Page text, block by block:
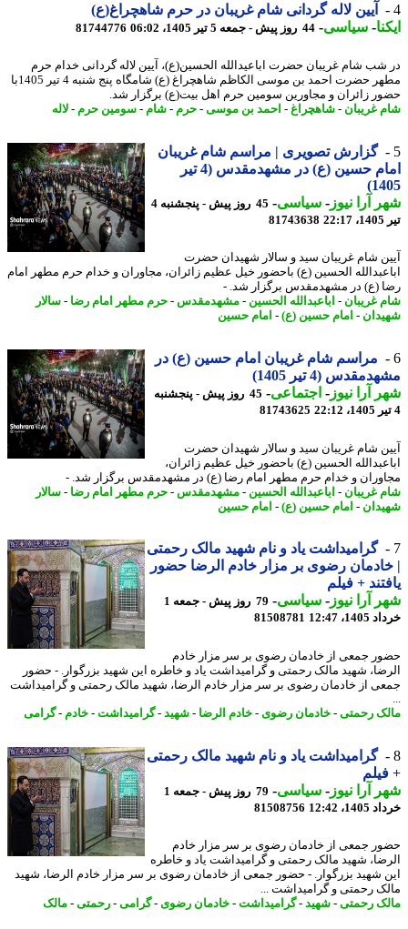
آیین لاله گردانی شام غریبان در حرم شاهچراغ(ع)
-سیاسی-44 روز پیش - جمعه 5 تیر 1405، 06:02 81744776
شام غریبان حضرت اباعیدالله الحسین(ع)، آیین لاله گردانی خدام حرم
مطهر حضرت احمد بن موسی الکاظم شاهچراغ (ع) شامگاه پنج شنبه 4 تیر 1405با
زائران و مجاورین سومین حرم اهل بیت(ع) برگزار شد.
غریبان -شاهچراغ- احمد بن موسی-حرم -شام -سومین حرم -لاله
گزارش تصویری | مراسم شام غریبان
امام حسین (ع) در مشهدمقدس (4 تیر
آرا نیوز-سیاسی-
45 روز پیش - پنجشنبه 4
81743638
شام غریبان سید و سالار شهیدان حضرت
الحسین (ع) باحضور خیل عظیم زائران، مجاوران و خدام حرم مطهر امام
(ع) در مشهدمقدس برگزار شد. -
غریبان -اباعبدالله الحسین-مشهدمقدس-حرم مطهر امام رضا -سالار
- امام حسین (ع)-امام حسین
مراسم شام غریبان امام حسین (ع) در
(4 تیر 1405)
آرا نیوز-اجتماعی-
45 روز پیش - پنجشنبه
81743625
شام غریبان سید و سالار شهیدان حضرت
الحسین (ع) باحضور خیل عظیم زائران،
و خدام حرم مطهر امام رضا (ع) در مشهدمقدس برگزار شد. -
غریبان -اباعبدالله الحسین-مشهدمقدس-حرم مطهر امام رضا -سالار
- امام حسین (ع)-امام حسین
گرامیداشت یاد و نام شهید مالک رحمتی
رضوی بر مزار خادم الرضا حضور
+ فیلم
آرا نیوز-سیاسی-
79 روز پیش - جمعه 1
12:47
81508781
جمعی از خادمان رضوی بر سر مزار خادم
شهید مالک رحمتی و گرامیداشت یاد و خاطره این شهید بزرگوار. - حضور
از خادمان رضوی بر سر مزار خادم الرضا، شهید مالک رحمتی و گرامیداشت
رحمتی-خادمان رضوی-خادم الرضا-شهید-گرامیداشت -خادم-گرامی
گرامیداشت یاد و نام شهید مالک رحمتی
آرا نیوز-سیاسی-
79 روز پیش - جمعه 1
12:42
81508756
جمعی از خادمان رضوی بر سر مزار خادم
شهید مالک رحمتی و گرامیداشت یاد و خاطره
شهید بزرگوار. - حضور جمعی از خادمان رضوی بر سر مزار خادم الرضا، شهید
رحمتی و گرامیداشت ...
رحمتی-شهید-گرامیداشت -خادمان رضوی-گرامی -رحمتی-مالک